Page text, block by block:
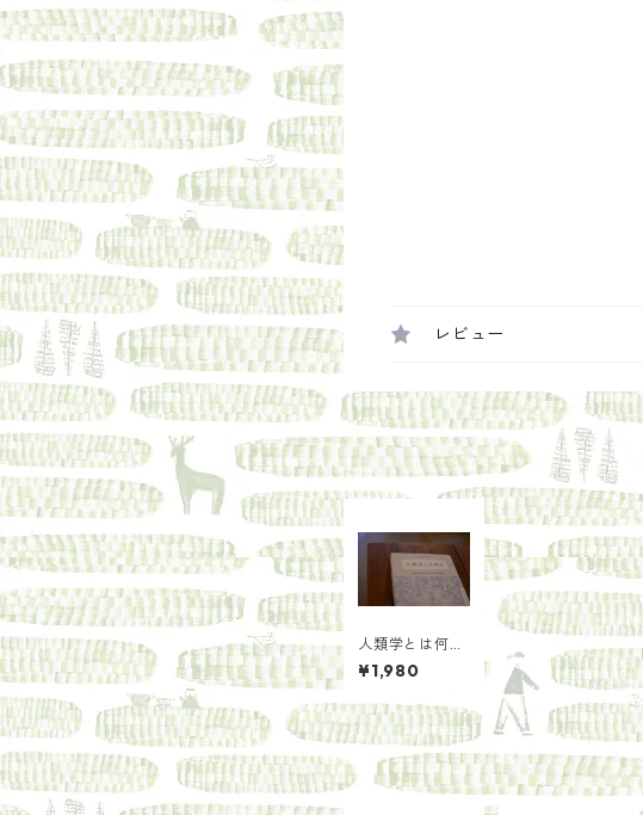
レビュー
人類学とは何か
／ティム・イン
ゴルド(著/文)
宮崎 幸子(翻訳)
¥1,980